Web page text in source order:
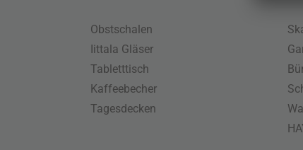
Obstschalen
Iittala Gläser
Tabletttisch
Kaffeebecher
Tagesdecken